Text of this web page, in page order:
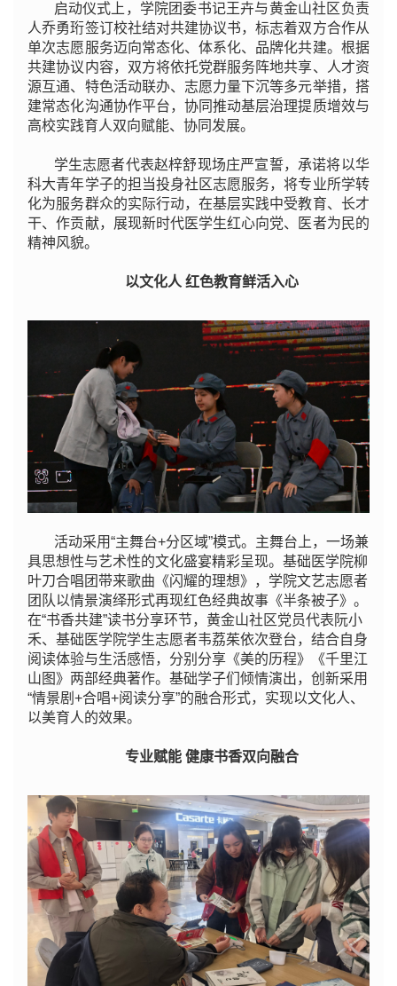
启动仪式上，学院团委书记王卉与黄金山社区负责
人乔勇珩签订校社结对共建协议书，标志着双方合作从
单次志愿服务迈向常态化、体系化、品牌化共建。根据
共建协议内容，双方将依托党群服务阵地共享、人才资
源互通、特色活动联办、志愿力量下沉等多元举措，搭
建常态化沟通协作平台，协同推动基层治理提质增效与
高校实践育人双向赋能、协同发展。
学生志愿者代表赵梓舒现场庄严宣誓，承诺将以华
科大青年学子的担当投身社区志愿服务，将专业所学转
化为服务群众的实际行动，在基层实践中受教育、长才
干、作贡献，展现新时代医学生红心向党、医者为民的
精神风貌。
以文化人 红色教育鲜活入心
活动采用“主舞台+分区域”模式。 主舞台上，一场兼
具思想性与艺术性的文化盛宴精彩呈现。基础医学院柳
叶刀合唱团带来歌曲《闪耀的理想》， 学院文艺志愿者
团队以情景演绎形式再现红色经典故事《半条被子》。
在“书香共建”读书分享环节，黄金山社区党员代表阮小
禾、基础医学院学生志愿者韦荔茱依次登台，结合自身
阅读体验与生活感悟，分别分享《美的历程》《千里江
山图》两部经典著作。基础学子们倾情演出，创新采用
“情景剧+合唱+阅读分享”的融合形式，实现以文化人、
以美育人的效果。
专业赋能 健康书香双向融合